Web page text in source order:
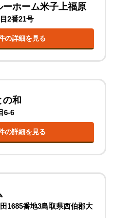
ホーム米子上福原
2番21号
の詳細を見る
和
6-6
の詳細を見る
1685番地3鳥取県西伯郡大